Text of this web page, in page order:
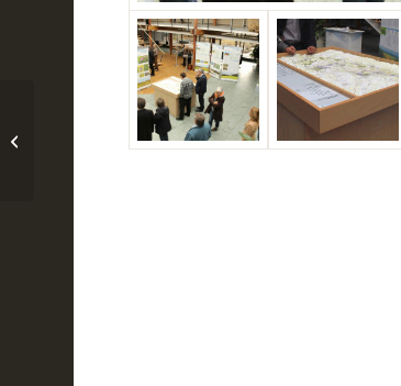
Energiegewinnung in
Landschaftsmodell auf